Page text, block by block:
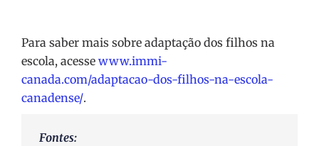
Para saber mais sobre adaptação dos filhos na
escola, acesse www.immi-
canada.com/adaptacao-dos-filhos-na-escola-
canadense/.
Fontes: